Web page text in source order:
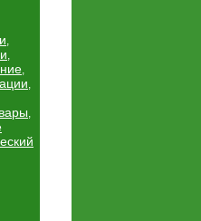
,
,
,
,
,